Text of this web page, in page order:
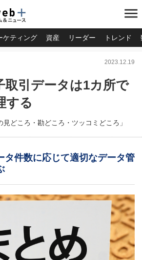
menu
ケティング 資産 リーダー トレンド
2023.12.19
引データは1カ所で
する
どころ・勘どころ・ツッコミどころ」
タ件数に応じて適切なデータ管